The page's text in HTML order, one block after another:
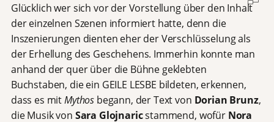
Glücklich wer sich vor der Vorstellung über den Inhalt
der einzelnen Szenen informiert hatte, denn die
Inszenierungen dienten eher der Verschlüsselung als
der Erhellung des Geschehens. Immerhin konnte man
anhand der quer über die Bühne geklebten
Buchstaben, die ein GEILE LESBE bildeten, erkennen,
dass es mitMythos begann, der Text von Dorian Brunz,
die Musik von Sara Glojnaricstammend, wofür Nora